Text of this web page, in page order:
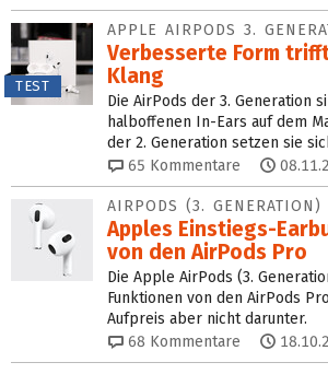
TEST
APPLE AIRPODS 3.
Verbesserte Form
Klang
Die AirPods der 3. Generation
halboffenen In-Ears auf dem
der 2. Generation setzen sie
65 Kommentare
AIRPODS (3. GENERATION)
Apples Einstiegs-
von den AirPods Pro
Die Apple AirPods (3.
Funktionen von den AirPods
Aufpreis aber nicht darunter.
68 Kommentare